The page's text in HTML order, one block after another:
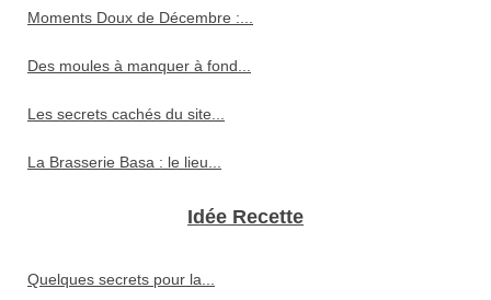
Moments Doux de Décembre :...
Des moules à manquer à fond...
Les secrets cachés du site...
La Brasserie Basa : le lieu...
Idée Recette
Quelques secrets pour la...